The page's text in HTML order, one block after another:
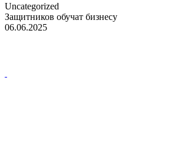
Uncategorized
Защитников обучат бизнесу
06.06.2025